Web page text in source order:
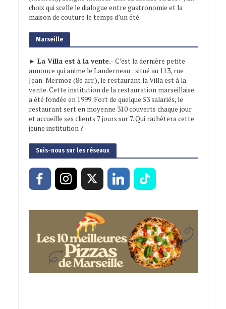
choix qui scelle le dialogue entre gastronomie et la
maison de couture le temps d’un été.
Marseille
► La Villa est à la vente.- C’est la dernière petite
annonce qui anime le Landerneau : situé au 113, rue
Jean-Mermoz (8e arr.), le restaurant la Villa est à la
vente. Cette institution de la restauration marseillaise
a été fondée en 1999. Fort de quelque 53 salariés, le
restaurant sert en moyenne 310 couverts chaque jour
et accueille ses clients 7 jours sur 7. Qui rachètera cette
jeune institution ?
Suis-nous sur les réseaux